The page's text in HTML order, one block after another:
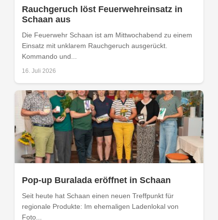
Rauchgeruch löst Feuerwehreinsatz in
Schaan aus
Die Feuerwehr Schaan ist am Mittwochabend zu einem
Einsatz mit unklarem Rauchgeruch ausgerückt.
Kommando und...
16. Juli 2026
Pop-up Buralada eröffnet in Schaan
Seit heute hat Schaan einen neuen Treffpunkt für
regionale Produkte: Im ehemaligen Ladenlokal von
Foto...